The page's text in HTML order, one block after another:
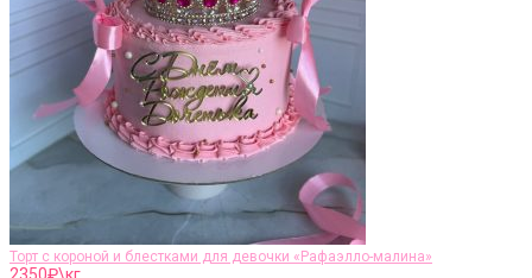
Торт с короной и блестками для девочки «Рафаэлло-малина»
2350₽\кг